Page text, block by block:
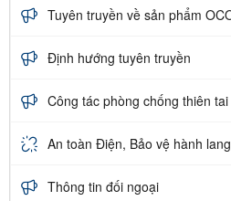
Tuyên truyền về sản phẩm
Định hướng tuyên truyền
Công tác phòng chống thiên
An toàn Điện, Bảo vệ hành
Thông tin đối ngoại